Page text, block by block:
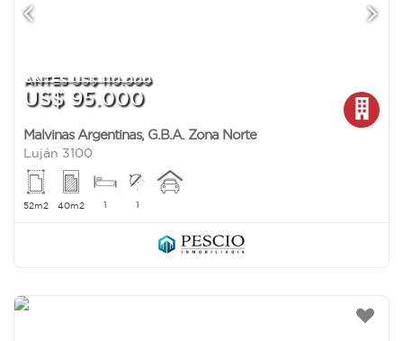
ANTES US$ 110.000
US$ 95.000
Malvinas Argentinas, G.B.A. Zona Norte
Luján 3100
52m2 40m2 1 1